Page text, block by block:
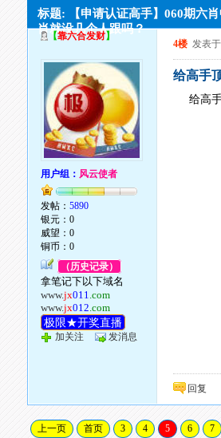
标题: 【申请认证高手】060期六
肖就没几个人跟吗？
【靠六合发财】
用户组： 风云使者
发帖：5890
银元：0
威望：0
铜币：0
（历史记录）
拿笔记下以下域名
www.jx011.com
www.jx012.com
极限★开奖直播
加关注 发消息
4楼 发表
给高手
给高
回复
上一页 首页 3 4 5 6 7